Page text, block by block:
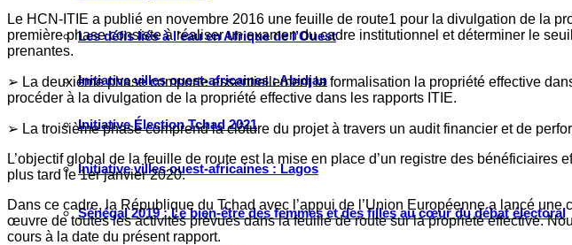
Les défis liés à l’eau en Afrique de l’Ouest
Initiative villes ouest-africaines : Abidjan
Initiative Élection Tchad 2021
Initiative villes ouest-africaines : Lagos
Sénégal 2019 : Le bien-être des femmes et des filles au cœur du débat électoral
Le HCN-ITIE a publié en novembre 2016 une feuille de route1 pour la divulgation de la
première phase consiste à réaliser un examen du cadre institutionnel et déterminer le
prenantes.
➢ La deuxième phase comporte essentiellement la formalisation la propriété effective
procéder à la divulgation de la propriété effective dans les rapports ITIE.
➢ La troisième phase comprend la clôture du projet à travers un audit financier et de
L’objectif global de la feuille de route est la mise en place d’un registre des
plus tard le 1er janvier 2020.
Dans ce cadre, la République du Tchad avec l’appui de l’Union Européenne a lancé
œuvre de toutes les activités prévues dans la feuille de route sur la propriété effective.
cours à la date du présent rapport.